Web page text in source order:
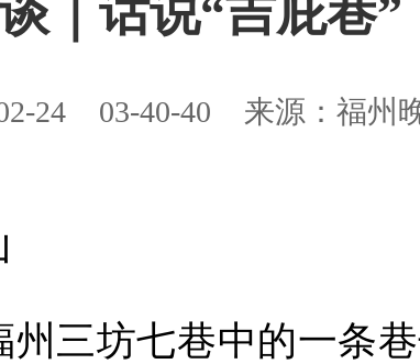
｜话说“吉庇巷”
24 03-40-40 来源：福州
坊七巷中的一条巷